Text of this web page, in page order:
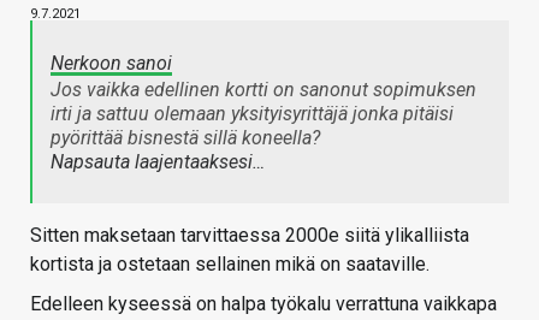
9.7.2021
Nerkoon sanoi
Jos vaikka edellinen kortti on sanonut sopimuksen
irti ja sattuu olemaan yksityisyrittäjä jonka pitäisi
pyörittää bisnestä sillä koneella?
Napsauta laajentaaksesi…
Sitten maksetaan tarvittaessa 2000e siitä ylikalliista
kortista ja ostetaan sellainen mikä on saataville.
Edelleen kyseessä on halpa työkalu verrattuna vaikkapa